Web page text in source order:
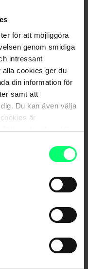
för att möjliggöra
genom smidiga
intressant
cookies ger du
din information för
samt att
Du kan även välja
är
och säker drift
stora variationer från
måste man ha
kan vara en
håll, vilket har en
dess planering.
för norsk lax, som
priset för fiskmjöl-
världens största
anser att det är
branschens charm.
inte jobba med